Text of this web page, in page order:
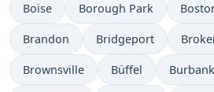
Boise Borough Park
Brandon Bridgeport
Brownsville Büffel Burbank